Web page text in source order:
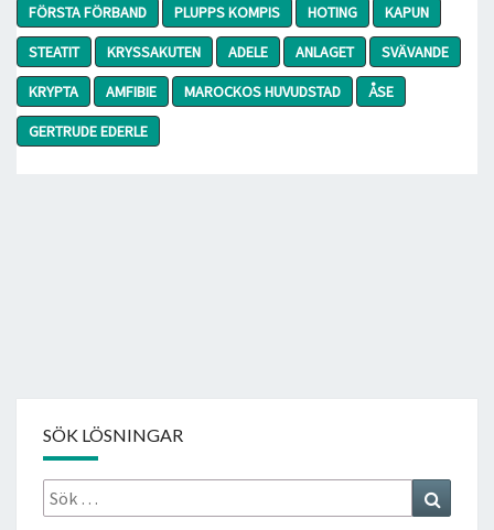
FÖRSTA FÖRBAND
PLUPPS KOMPIS HOTING
KAPUN
STEATIT
KRYSSAKUTEN ADELE ANLAGET
SVÄVANDE
KRYPTA
AMFIBIE MAROCKOS HUVUDSTAD
ÅSE
GERTRUDE EDERLE
SÖK LÖSNINGAR
Sök
efter: